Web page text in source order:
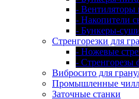
- Вентиляторы
- Накопители
- Бункеры-
Стренгорезки для
- Ножевые
- Стренгорезы
Вибросито для
Промышленные
Заточные станки